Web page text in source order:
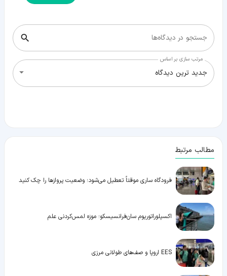
جستجو در دیدگاه‌ها
مرتب سازی بر اساس
جدید ترین دیدگاه
مطالب مرتبط
فرودگاه ساری موقتاً تعطیل می‌شود؛ وضعیت پروازها را چک کنید
اکسپلوراتوریوم سان‌فرانسیسکو؛ موزه لمس‌کردنی علم
EES اروپا و صف‌های طولانی مرزی